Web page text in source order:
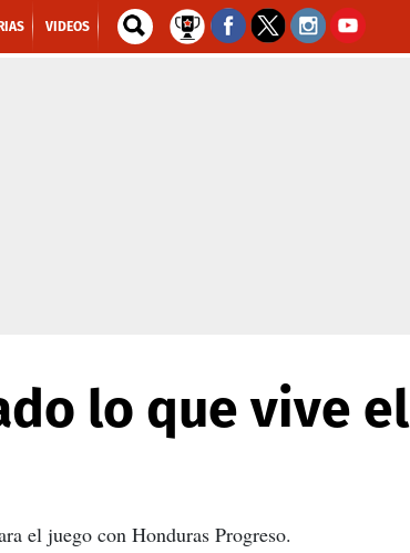
VIDEOS
lo que vive el
el juego con Honduras Progreso.